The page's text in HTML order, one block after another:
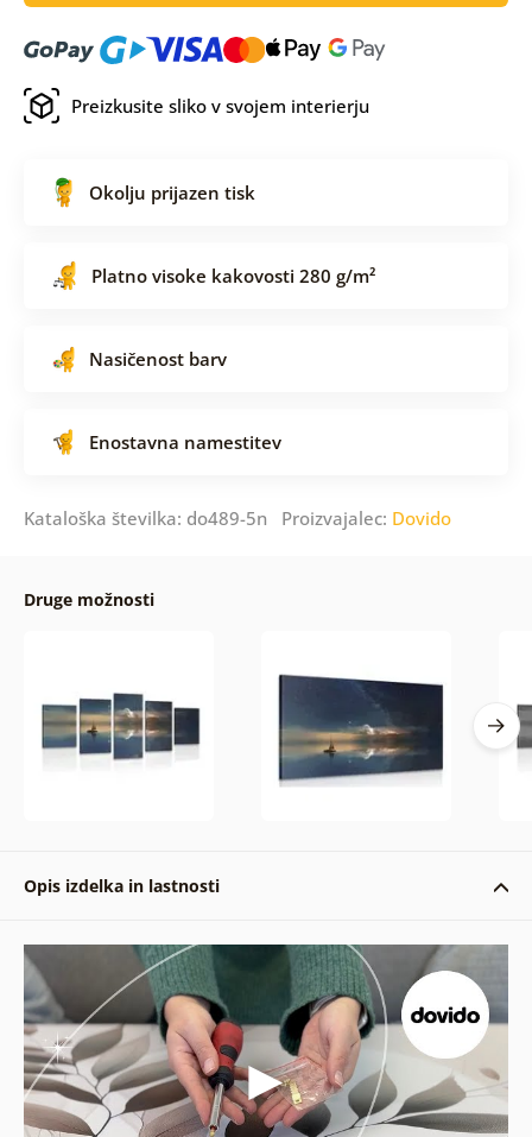
Preizkusite sliko v svojem interierju
Okolju prijazen tisk
Platno visoke kakovosti 280 g/m²
Nasičenost barv
Enostavna namestitev
Kataloška številka: do489-5n Proizvajalec: Dovido
Druge možnosti
Opis izdelka in lastnosti